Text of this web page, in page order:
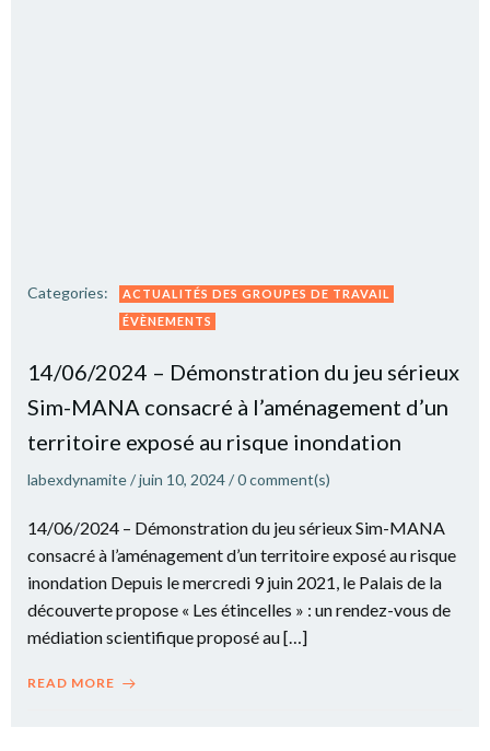
Categories:
ACTUALITÉS DES GROUPES DE TRAVAIL
ÉVÈNEMENTS
14/06/2024 – Démonstration du jeu sérieux
Sim-MANA consacré à l’aménagement d’un
territoire exposé au risque inondation
labexdynamite/juin 10, 2024/0comment(s)
14/06/2024 – Démonstration du jeu sérieux Sim-MANA
consacré à l’aménagement d’un territoire exposé au risque
inondation Depuis le mercredi 9 juin 2021, le Palais de la
découverte propose « Les étincelles » : un rendez-vous de
médiation scientifique proposé au […]
READ MORE